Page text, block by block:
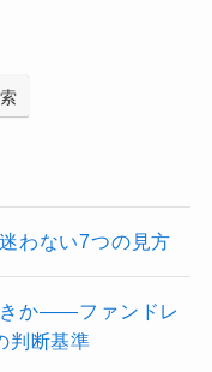
わない7つの見方
きか――ファンドレ
判断基準